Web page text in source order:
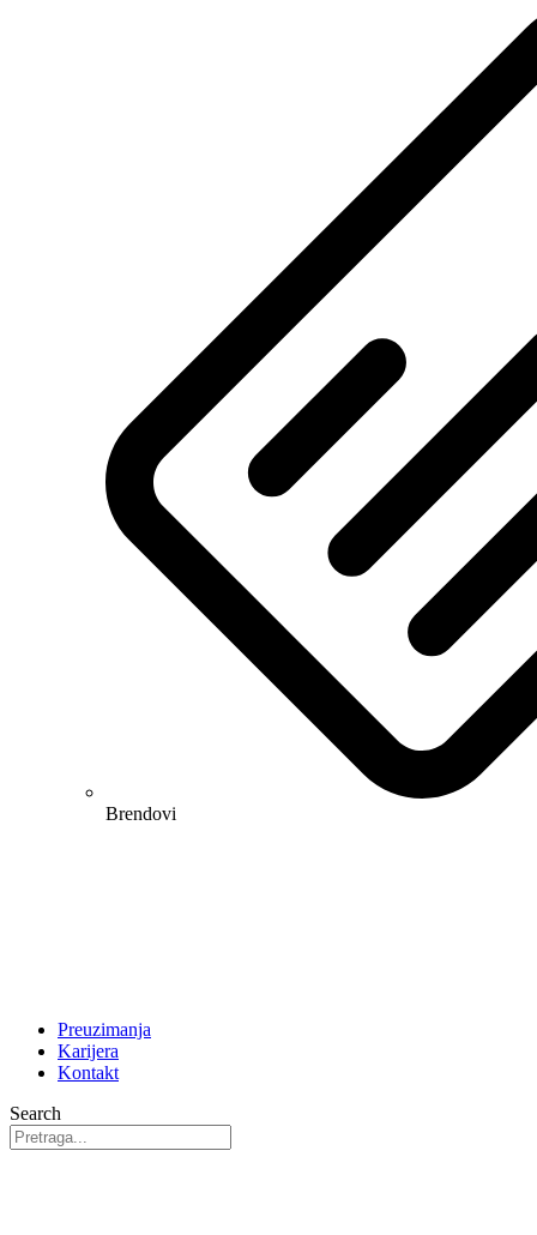
Brendovi
Preuzimanja
Karijera
Kontakt
Search